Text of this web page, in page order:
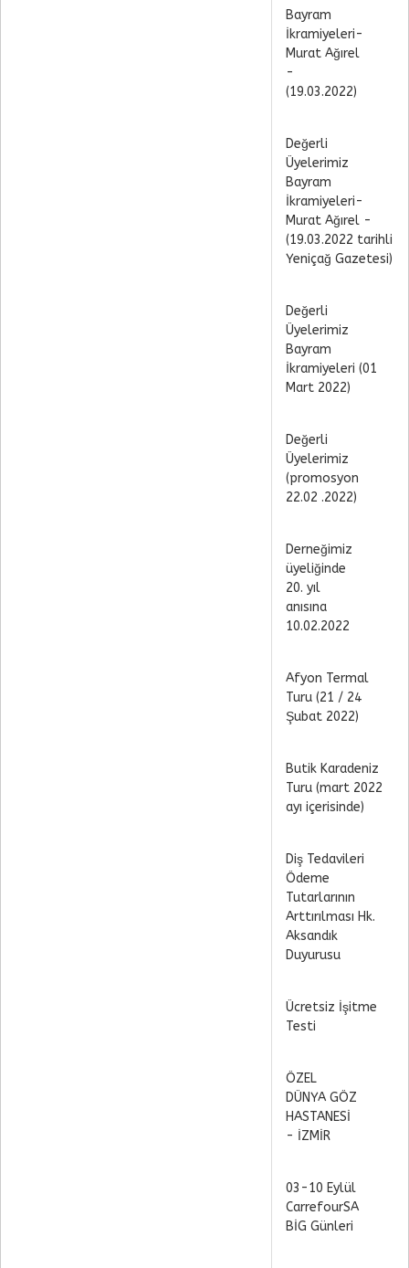
Bayram
İkramiyeleri-
Murat Ağırel
-
(19.03.2022)
Değerli
Üyelerimiz
Bayram
İkramiyeleri-
Murat Ağırel -
(19.03.2022 tarihli
Yeniçağ Gazetesi)
Değerli
Üyelerimiz
Bayram
İkramiyeleri (01
Mart 2022)
Değerli
Üyelerimiz
(promosyon
22.02 .2022)
Derneğimiz
üyeliğinde
20. yıl
anısına
10.02.2022
Afyon Termal
Turu (21 / 24
Şubat 2022)
Butik Karadeniz
Turu (mart 2022
ayı içerisinde)
Diş Tedavileri
Ödeme
Tutarlarının
Arttırılması Hk.
Aksandık
Duyurusu
Ücretsiz İşitme
Testi
ÖZEL
DÜNYA GÖZ
HASTANESİ
- İZMİR
03-10 Eylül
CarrefourSA
BİG Günleri